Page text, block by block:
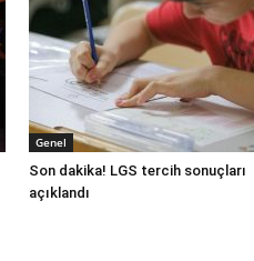
Genel
Son dakika! LGS tercih sonuçları
açıklandı